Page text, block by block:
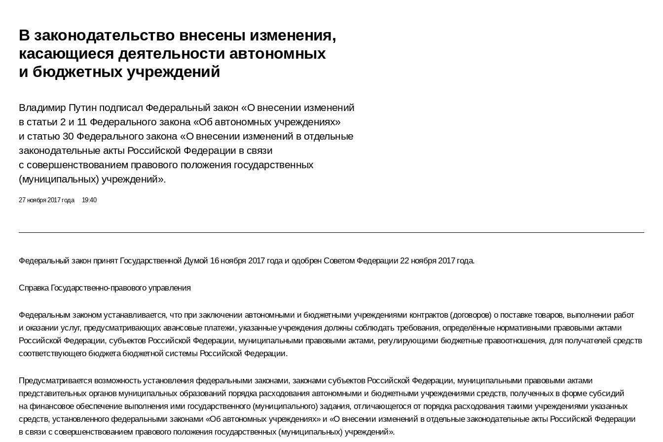
В законодательство внесены изменения,
касающиеся деятельности автономных
и бюджетных учреждений
Владимир Путин подписал Федеральный закон «О внесении изменений
в статьи 2 и 11 Федерального закона «Об автономных учреждениях»
и статью 30 Федерального закона «О внесении изменений в отдельные
законодательные акты Российской Федерации в связи
с совершенствованием правового положения государственных
(муниципальных) учреждений».
27 ноября 2017 года 19:40
Федеральный закон принят Государственной Думой 16 ноября 2017 года и одобрен Советом Федерации 22 ноября 2017 года.
Справка Государственно-правового управления
Федеральным законом устанавливается, что при заключении автономными и бюджетными учреждениями контрактов (договоров) о поставке товаров, выполнении работ
и оказании услуг, предусматривающих авансовые платежи, указанные учреждения должны соблюдать требования, определённые нормативными правовыми актами
Российской Федерации, субъектов Российской Федерации, муниципальными правовыми актами, регулирующими бюджетные правоотношения, для получателей средств
соответствующего бюджета бюджетной системы Российской Федерации.
Предусматривается возможность установления федеральными законами, законами субъектов Российской Федерации, муниципальными правовыми актами
представительных органов муниципальных образований порядка расходования автономными и бюджетными учреждениями средств, полученных в форме субсидий
на финансовое обеспечение выполнения ими государственного (муниципального) задания, отличающегося от порядка расходования такими учреждениями указанных
средств, установленного федеральными законами «Об автономных учреждениях» и «О внесении изменений в отдельные законодательные акты Российской Федерации
в связи с совершенствованием правового положения государственных (муниципальных) учреждений».